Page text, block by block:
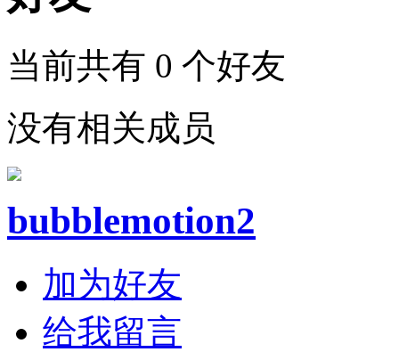
当前共有 0 个好友
没有相关成员
bubblemotion2
加为好友
给我留言